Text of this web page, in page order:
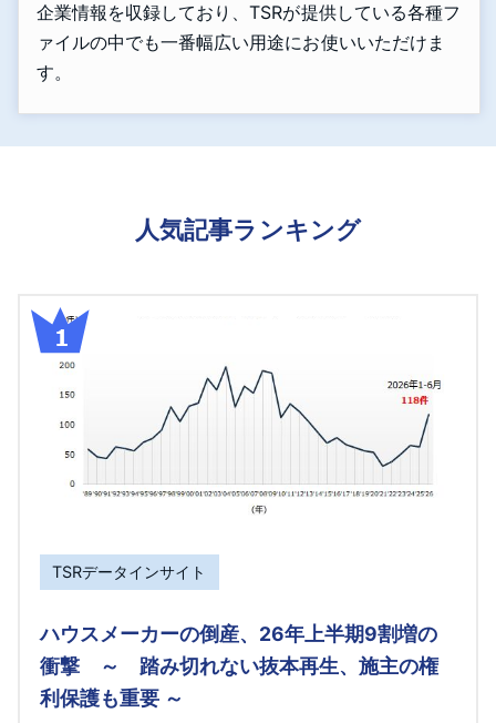
企業情報を収録しており、TSRが提供している各種フ
ァイルの中でも一番幅広い用途にお使いいただけま
す。
人気記事ランキング
TSRデータインサイト
ハウスメーカーの倒産、26年上半期9割増の
衝撃 ～ 踏み切れない抜本再生、施主の権
利保護も重要 ～